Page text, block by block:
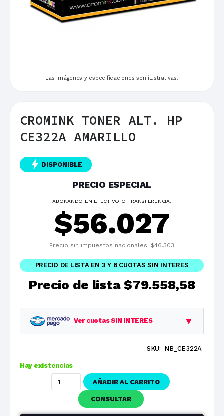
Las imágenes y especificaciones son ilustrativas.
CROMINK TONER ALT. HP
CE322A AMARILLO
DISPONIBLE
PRECIO ESPECIAL
ABONANDO EN EFECTIVO O TRANSFERENCIA.
$56.027
Precio sin impuestos nacionales: $46.303
PRECIO DE LISTA EN 3 Y 6 CUOTAS SIN INTERES
Precio de lista $79.558,58
Ver cuotas SIN INTERES ▼
Total
1 cuotas
3 cuotas $26.519,53 $79.558,58
$13.259,76
SKU: NB_CE322A
Hay existencias
AÑADIR AL CARRITO
CONSULTAR